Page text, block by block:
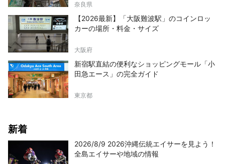
奈良県
【2026最新】「大阪難波駅」のコインロッ
カーの場所・料金・サイズ
大阪府
新宿駅直結の便利なショッピングモール「小
田急エース」の完全ガイド
東京都
新着
2026/8/9 2026沖縄伝統エイサーを見よう！
全島エイサーや地域の情報